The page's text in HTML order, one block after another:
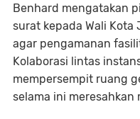
Benhard mengatakan
surat kepada Wali Kota
agar pengamanan
Kolaborasi lintas
mempersempit ruang
selama ini meresahkan